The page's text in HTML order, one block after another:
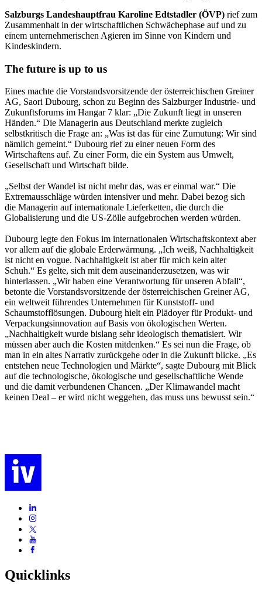
Salzburgs Landeshauptfrau Karoline Edtstadler (ÖVP) rief zum
Zusammenhalt in der wirtschaftlichen Schwächephase auf und zu
einem unternehmerischen Agieren im Sinne von Kindern und
Kindeskindern.
The future is up to us
Eines machte die Vorstandsvorsitzende der österreichischen Greiner
AG, Saori Dubourg, schon zu Beginn des Salzburger Industrie- und
Zukunftsforums im Hangar 7 klar: „Die Zukunft liegt in unseren
Händen.“ Die Managerin aus Deutschland merkte zugleich
selbstkritisch die Frage an: „Was ist das für eine Zumutung: Wir sind
nämlich gemeint.“ Dubourg rief zu einer neuen Form des
Wirtschaftens auf. Zu einer Form, die ein System aus Umwelt,
Gesellschaft und Wirtschaft bilde.
„Selbst der Wandel ist nicht mehr das, was er einmal war.“ Die
Extremausschläge würden intensiver und mehr. Dabei bezog sich
die Managerin auf internationale Lieferketten, die durch die
Globalisierung und die US-Zölle aufgebrochen werden würden.
Dubourg legte den Fokus im internationalen Wirtschaftskontext aber
vor allem auf die globale Erderwärmung. „Ich weiß, Nachhaltigkeit
ist nicht en vogue. Nachhaltigkeit ist aber für mich kein alter
Schuh.“ Es gelte, sich mit dem auseinanderzusetzen, was wir
hinterlassen. „Wir haben eine Verantwortung für unseren Abfall“,
betonte die Vorstandsvorsitzende der österreichischen Greiner AG,
ein weltweit führendes Unternehmen für Kunststoff- und
Schaumstofflösungen. Dubourg hielt ein Plädoyer für Produkt- und
Verpackungsinnovation auf Basis von ökologischen Werten.
„Nachhaltigkeit wurde bislang sehr ideologisch thematisiert. Wir
müssen aber auch die Kosten mitdenken.“ Es sei nun die Frage, ob
man in ein altes Narrativ zurückgehe oder in die Zukunft blicke. „Es
entstehen neue Technologien und Märkte“, sagte Dubourg mit Blick
auf die technologische, ökologische und gesellschaftliche Wende
und die damit verbundenen Chancen. „Der Klimawandel macht
keinen Deal – er wird nicht weggehen, das muss uns bewusst sein.“
Quicklinks